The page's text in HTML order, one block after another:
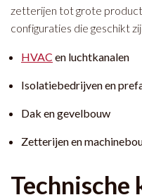
zetterijen tot grote
configuraties die geschikt
HVAC en luchtkanalen
Isolatiebedrijven en
Dak en gevelbouw
Zetterijen en
Technische